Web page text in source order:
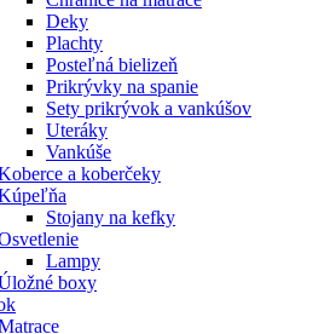
Deky
Plachty
Posteľná bielizeň
Prikrývky na spanie
Sety prikrývok a vankúšov
Uteráky
Vankúše
a koberčeky
Stojany na kefky
Lampy
boxy